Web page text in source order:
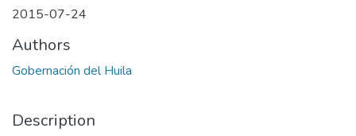
2015-07-24
Authors
Gobernación del Huila
Description